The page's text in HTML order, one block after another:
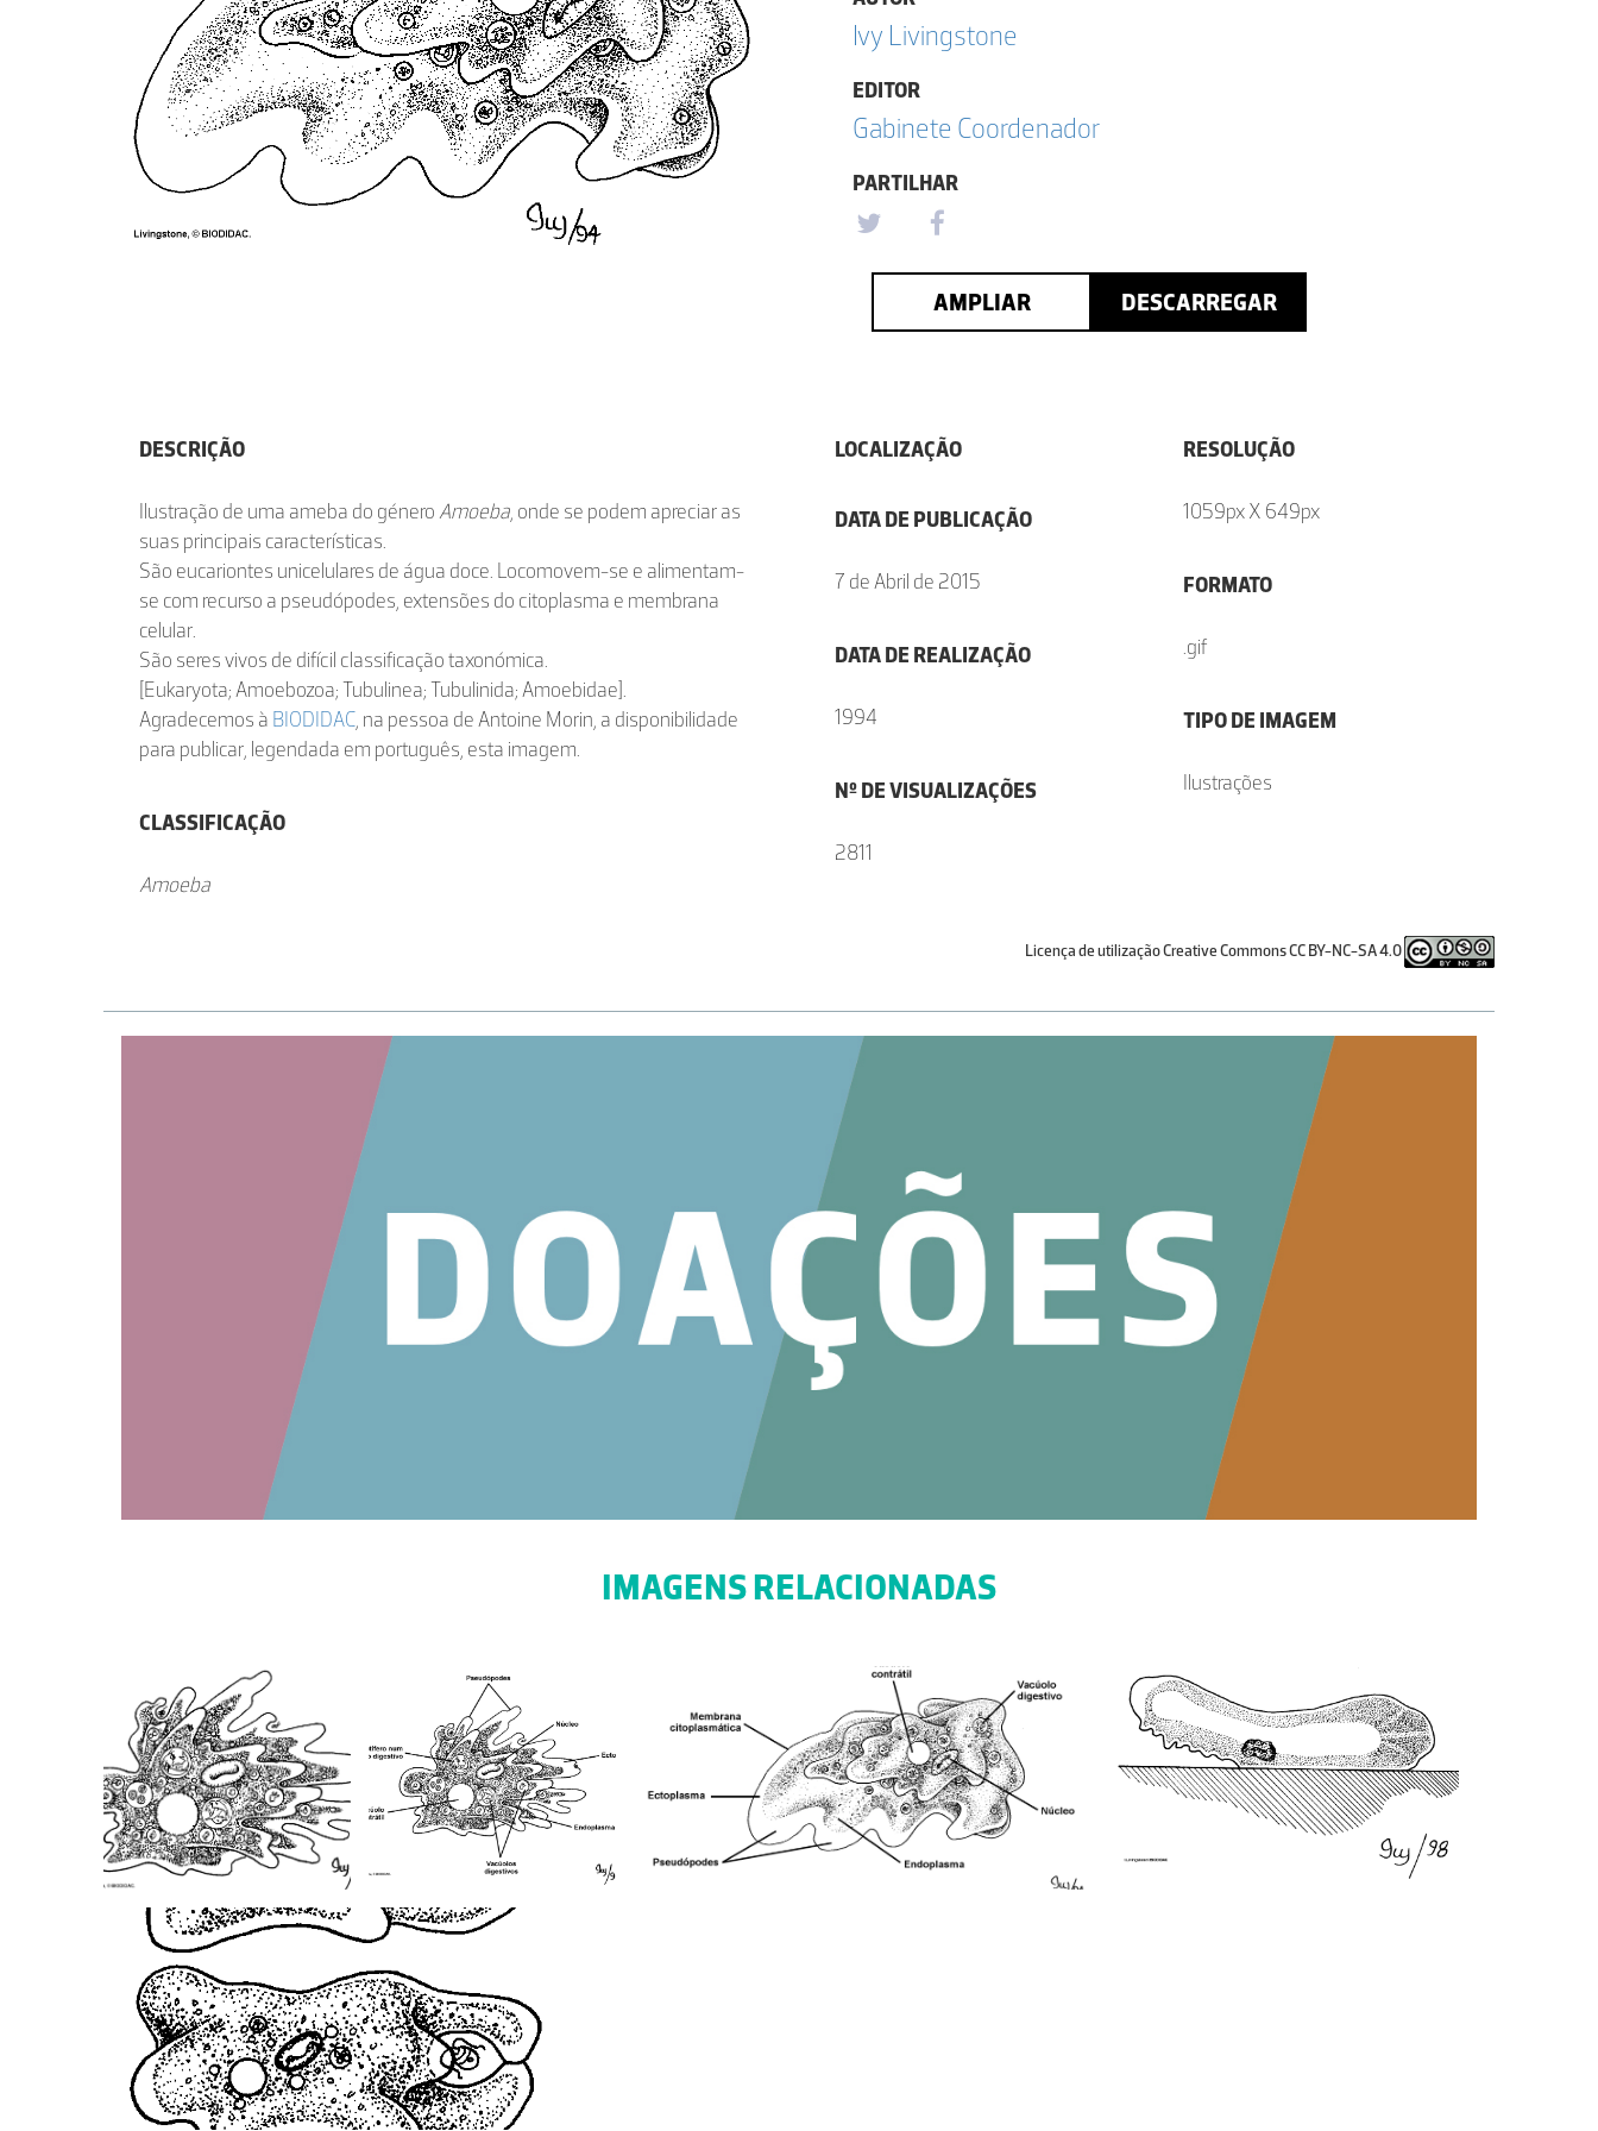
Ivy Livingstone
EDITOR
Gabinete Coordenador
PARTILHAR
AMPLIAR DESCARREGAR
DESCRIÇÃO
Ilustração de uma ameba do géneroAmoeba, onde se podem apreciar as
suas principais características.
São eucariontes unicelulares de água doce. Locomovem-se e alimentam-
se com recurso a pseudópodes, extensões do citoplasma e membrana
celular.
São seres vivos de difícil classificação taxonómica.
[Eukaryota; Amoebozoa; Tubulinea; Tubulinida; Amoebidae].
Agradecemos à BIODIDAC, na pessoa de Antoine Morin, a disponibilidade
para publicar, legendada em português, esta imagem.
CLASSIFICAÇÃO
Amoeba
LOCALIZAÇÃO
DATA DE PUBLICAÇÃO
7 de Abril de 2015
DATA DE REALIZAÇÃO
1994
Nº DE VISUALIZAÇÕES
2811
RESOLUÇÃO
1059px X 649px
FORMATO
.gif
TIPO DE IMAGEM
Ilustrações
Licença de utilização Creative Commons CC BY-NC-SA 4.0
IMAGENS RELACIONADAS